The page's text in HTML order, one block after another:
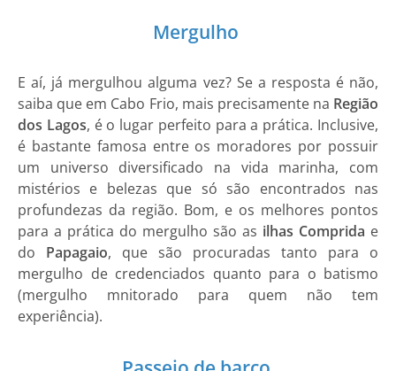
Mergulho
E aí, já mergulhou alguma vez? Se a resposta é não,
saiba que em Cabo Frio, mais precisamente na Região
dos Lagos, é o lugar perfeito para a prática. Inclusive,
é bastante famosa entre os moradores por possuir
um universo diversificado na vida marinha, com
mistérios e belezas que só são encontrados nas
profundezas da região. Bom, e os melhores pontos
para a prática do mergulho são as ilhas Comprida e
do Papagaio, que são procuradas tanto para o
mergulho de credenciados quanto para o batismo
(mergulho mnitorado para quem não tem
experiência).